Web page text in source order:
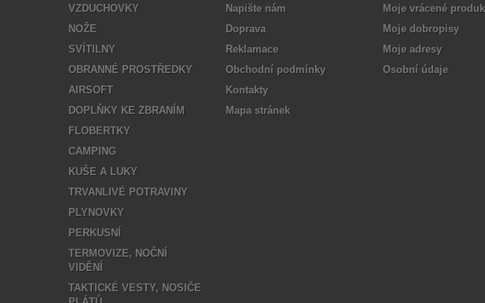
VZDUCHOVKY
NOŽE
SVÍTILNY
OBRANNÉ PROSTŘEDKY
AIRSOFT
DOPLŇKY KE ZBRANÍM
FLOBERTKY
CAMPING
KUŠE A LUKY
TRVANLIVÉ POTRAVINY
PLYNOVKY
PERKUSNÍ
TERMOVIZE, NOČNÍ
VIDĚNÍ
TAKTICKÉ VESTY, NOSIČE
Napište nám
Doprava
Reklamace
Obchodní podmínky
Kontakty
Mapa stránek
Moje vrácené
Moje dobropisy
Moje adresy
Osobní údaje